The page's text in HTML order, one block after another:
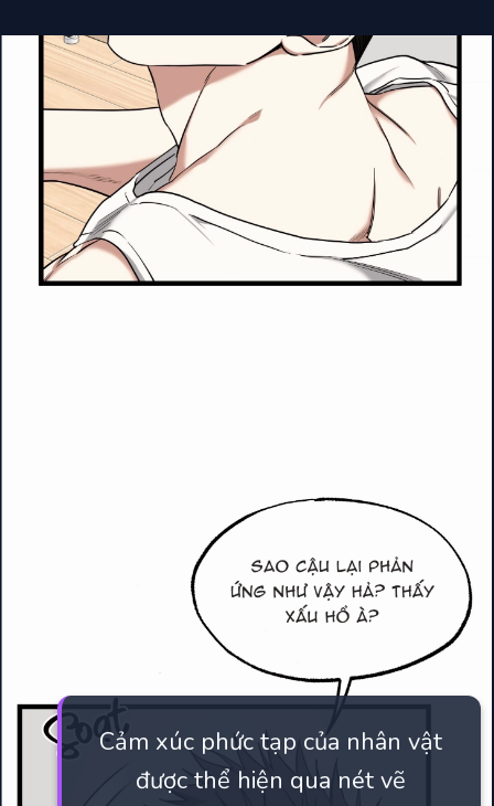
Đang mở https://manhua.edu.vn/ton-trong-ca-tinh-bl
Cảm xúc phức tạp của nhân vật
được thể hiện qua nét vẽ